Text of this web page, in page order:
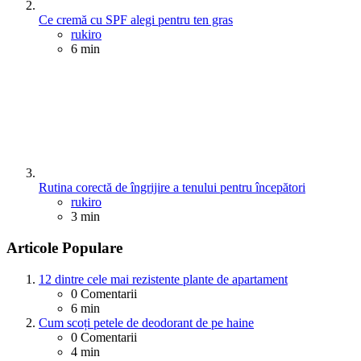
Ce cremă cu SPF alegi pentru ten gras
Posted
rukiro
6 min
Rutina corectă de îngrijire a tenului pentru începători
Posted
rukiro
3 min
Articole Populare
12 dintre cele mai rezistente plante de apartament
0 Comentarii
6 min
Cum scoți petele de deodorant de pe haine
0 Comentarii
4 min